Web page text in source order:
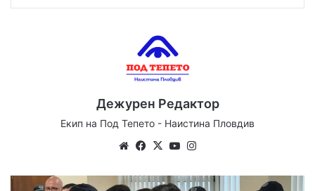
Дежурен Редактор
Екип на Под Тепето - Наистина Пловдив
WebsiteFacebook
X YouTube